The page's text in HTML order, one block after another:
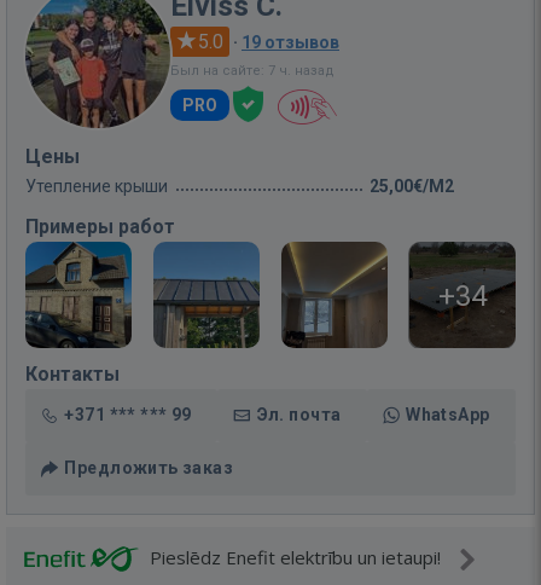
5.0 · 19 отзывов
Был на сайте: 7 ч. назад
PRO
Цены
Утепление крыши 25,00€/M2
Примеры работ
+34
Контакты
+371 *** *** 99 Эл. почта WhatsApp
Предложить заказ
Pieslēdz Enefit elektrību un ietaupi!